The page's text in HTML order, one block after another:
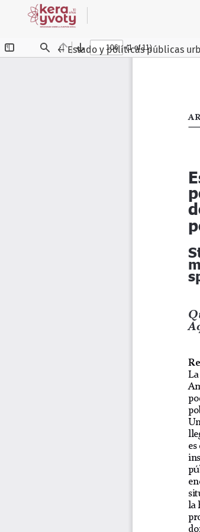
←Volver a los detalles del
Estado y políticas públicas